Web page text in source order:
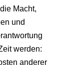
Macht,
und
werden:
anderer